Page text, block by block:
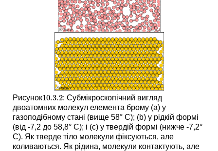
Рисунок10.3.2
10.3.2: Субмікроскопічний вигляд
двоатомних молекул елемента брому (а) у
газоподібному стані (вище 58° C); (b) у рідкій формі
(від -7,2 до 58,8° C); і (c) у твердій формі (нижче -7,2°
C). Як тверде тіло молекули фіксуються, але
коливаються. Як рідина, молекули контактують, але